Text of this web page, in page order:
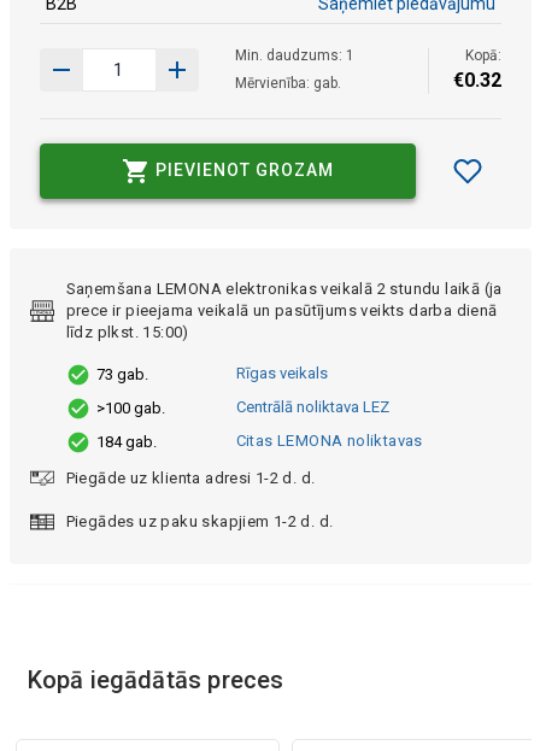
Min. daudzums: 1
Mērvienība: gab.
Kopā:
€0.32
PIEVIENOT GROZAM
Saņemšana LEMONA elektronikas veikalā 2 stundu laikā (ja
prece ir pieejama veikalā un pasūtījums veikts darba dienā
līdz plkst. 15:00)
73 gab.
Rīgas veikals
>100 gab.
Centrālā noliktava LEZ
184 gab.
Citas LEMONA noliktavas
Piegāde uz klienta adresi 1-2 d. d.
Piegādes uz paku skapjiem 1-2 d. d.
Kopā iegādātās preces